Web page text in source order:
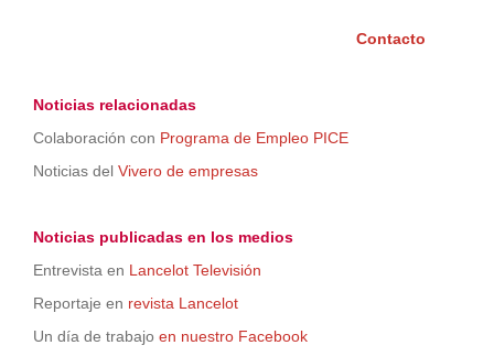
Contacto
Noticias relacionadas
Colaboración con Programa de Empleo PICE
Noticias del Vivero de empresas
Noticias publicadas en los medios
Entrevista en Lancelot Televisión
Reportaje en revista Lancelot
Un día de trabajo en nuestro Facebook